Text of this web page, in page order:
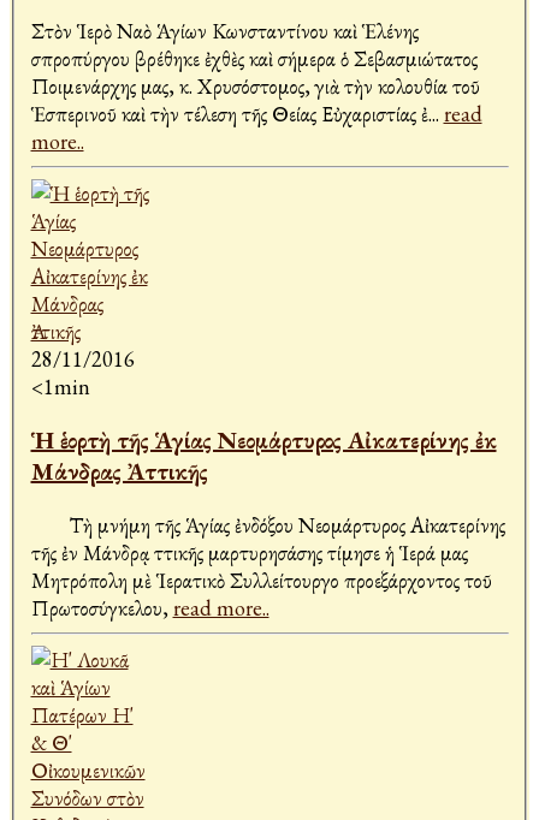
Στὸν Ἱερὸ Ναὸ Ἁγίων Κωνσταντίνου καὶ Ἑλένης
Ἀσπροπύργου βρέθηκε ἐχθὲς καὶ σήμερα ὁ Σεβασμιώτατος
Ποιμενάρχης μας, κ. Χρυσόστομος, γιὰ τὴν Ἀκολουθία τοῦ
Ἑσπερινοῦ καὶ τὴν τέλεση τῆς Θείας Εὐχαριστίας ἐ... read
more..
28/11/2016
<1min
Ἡ ἑορτὴ τῆς Ἁγίας Νεομάρτυρος Αἰκατερίνης ἐκ
Μάνδρας Ἀττικῆς
Τὴ μνήμη τῆς Ἁγίας ἐνδόξου Νεομάρτυρος Αἰκατερίνης
τῆς ἐν Μάνδρᾳ Ἀττικῆς μαρτυρησάσης τίμησε ἡ Ἱερά μας
Μητρόπολη μὲ Ἱερατικὸ Συλλείτουργο προεξάρχοντος τοῦ
Πρωτοσύγκελου,read more..